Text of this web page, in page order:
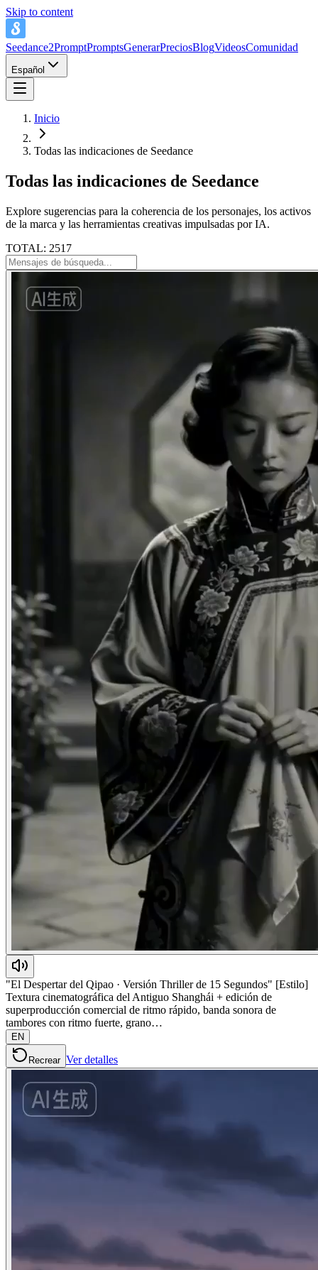
Skip to content
Seedance2PromptPromptsGenerarPreciosBlogVideosComunidad
Español
Inicio
Todas las indicaciones de Seedance
Todas las indicaciones de Seedance
Explore sugerencias para la coherencia de los personajes, los activos
de la marca y las herramientas creativas impulsadas por IA.
TOTAL: 2517
"El Despertar del Qipao · Versión Thriller de 15 Segundos" [Estilo]
Textura cinematográfica del Antiguo Shanghái + edición de
superproducción comercial de ritmo rápido, banda sonora de
tambores con ritmo fuerte, grano…
EN
Recrear Ver detalles